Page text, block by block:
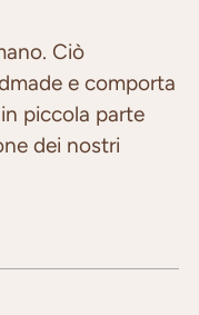
Ciò
e comporta
piccola parte
dei nostri